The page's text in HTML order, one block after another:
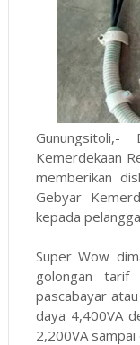
Kemerdekaan
memberikan
Gebyar
kepada
Super Wow
golongan tarif
pascabayar
daya 4,400VA
2,200VA sampai